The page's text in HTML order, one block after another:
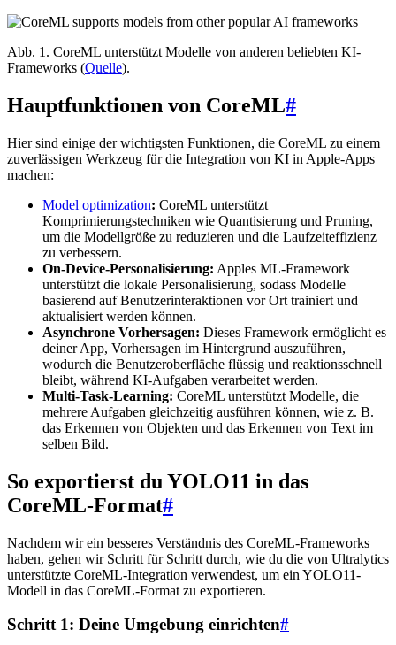
Abb. 1. CoreML unterstützt Modelle von anderen beliebten KI-
Frameworks (Quelle).
Hauptfunktionen von CoreML#
Hier sind einige der wichtigsten Funktionen, die CoreML zu einem
zuverlässigen Werkzeug für die Integration von KI in Apple-Apps
machen:
Model optimization: CoreML unterstützt
Komprimierungstechniken wie Quantisierung und Pruning,
um die Modellgröße zu reduzieren und die Laufzeiteffizienz
zu verbessern.
On-Device-Personalisierung: Apples ML-Framework
unterstützt die lokale Personalisierung, sodass Modelle
basierend auf Benutzerinteraktionen vor Ort trainiert und
aktualisiert werden können.
Asynchrone Vorhersagen: Dieses Framework ermöglicht es
deiner App, Vorhersagen im Hintergrund auszuführen,
wodurch die Benutzeroberfläche flüssig und reaktionsschnell
bleibt, während KI-Aufgaben verarbeitet werden.
Multi-Task-Learning: CoreML unterstützt Modelle, die
mehrere Aufgaben gleichzeitig ausführen können, wie z. B.
das Erkennen von Objekten und das Erkennen von Text im
selben Bild.
So exportierst du YOLO11 in das
CoreML-Format#
Nachdem wir ein besseres Verständnis des CoreML-Frameworks
haben, gehen wir Schritt für Schritt durch, wie du die von Ultralytics
unterstützte CoreML-Integration verwendest, um ein YOLO11-
Modell in das CoreML-Format zu exportieren.
Schritt 1: Deine Umgebung einrichten#